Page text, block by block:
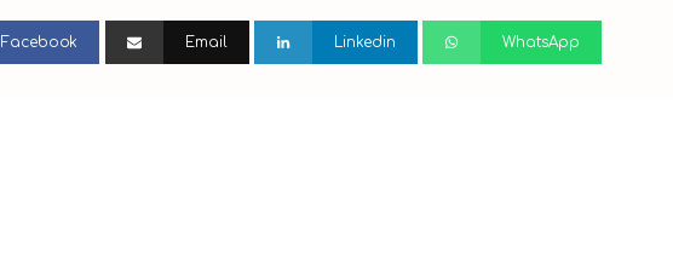
Facebook Email Linkedin WhatsApp